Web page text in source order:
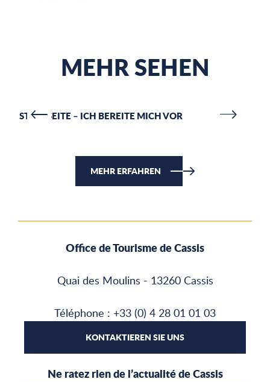
MEHR SEHEN
STARTSEITE – ICH BEREITE MICH VOR
MEHR ERFAHREN
Office de Tourisme de Cassis
Quai des Moulins - 13260 Cassis
Téléphone : +33 (0) 4 28 01 01 03
KONTAKTIEREN SIE UNS
Ne ratez rien de l’actualité de Cassis